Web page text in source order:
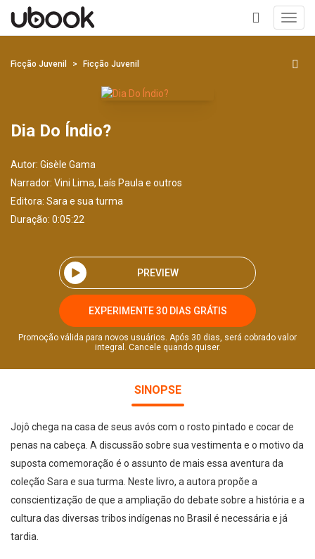
+
Ficção Juvenil Ficção Juvenil
Dia Do Índio?
Autor: Gisèle Gama
Narrador: Vini Lima, Laís Paula e outros
Editora: Sara e sua turma
Duração: 0:05:22
PREVIEW
EXPERIMENTE 30 DIAS GRÁTIS
Promoção válida para novos usuários. Após 30 dias, será cobrado valor
integral. Cancele quando quiser.
SINOPSE
Jojô chega na casa de seus avós com o rosto pintado e cocar de
penas na cabeça. A discussão sobre sua vestimenta e o motivo da
suposta comemoração é o assunto de mais essa aventura da
coleção Sara e sua turma. Neste livro, a autora propõe a
conscientização de que a ampliação do debate sobre a história e a
cultura das diversas tribos indígenas no Brasil é necessária e já
tardia.